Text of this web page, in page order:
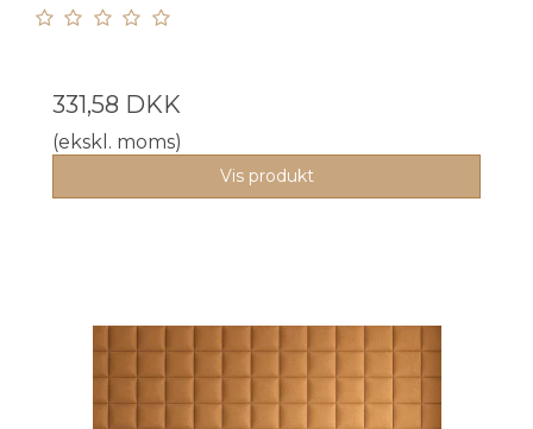
331,58 DKK
(ekskl. moms)
Vis produkt